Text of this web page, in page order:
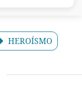
HEROÍSMO